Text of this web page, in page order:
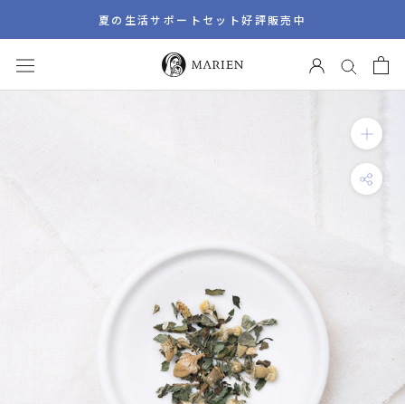
キ
夏の生活サポートセット好評販売中